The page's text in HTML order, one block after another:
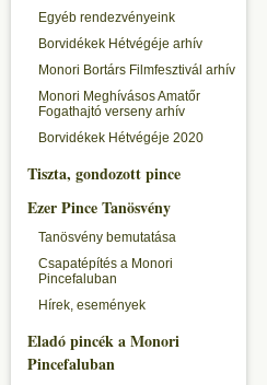
Egyéb rendezvényeink
Borvidékek Hétvégéje arhív
Monori Bortárs Filmfesztivál arhív
Monori Meghívásos Amatőr
Fogathajtó verseny arhív
Borvidékek Hétvégéje 2020
Tiszta, gondozott pince
Ezer Pince Tanösvény
Tanösvény bemutatása
Csapatépítés a Monori
Pincefaluban
Hírek, események
Eladó pincék a Monori
Pincefaluban